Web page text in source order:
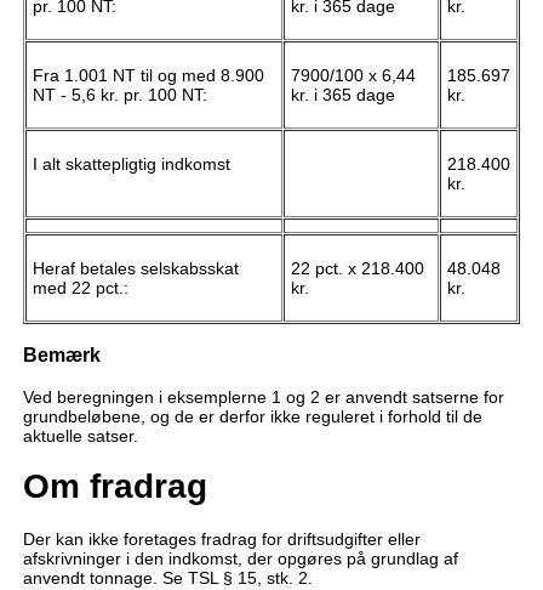
pr. 100 NT:
kr. i 365 dage
kr.
Fra 1.001 NT til og med 8.900
NT - 5,6 kr. pr. 100 NT:
7900/100 x 6,44
kr. i 365 dage
185.697
kr.
I alt skattepligtig indkomst
218.400
kr.
Heraf betales selskabsskat
med 22 pct.:
22 pct. x 218.400
kr.
48.048
kr.
Bemærk
Ved beregningen i eksemplerne 1 og 2 er anvendt satserne for
grundbeløbene, og de er derfor ikke reguleret i forhold til de
aktuelle satser.
Om fradrag
Der kan ikke foretages fradrag for driftsudgifter eller
afskrivninger i den indkomst, der opgøres på grundlag af
anvendt tonnage. Se TSL § 15, stk. 2.